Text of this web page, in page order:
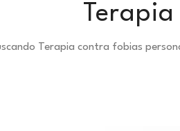
Terapia contra fobias